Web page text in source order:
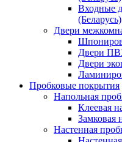
Входные
(Беларусь)
Двери
Двери
Двери
Пробковые покрытия
Напольная
Клеевая
Замковая
Настенная